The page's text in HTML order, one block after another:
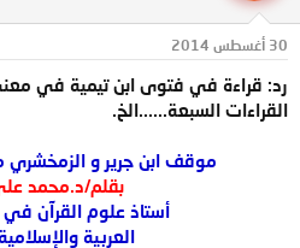
30 أغسطس 2014
رد: قراءة في فتوى ابن تيمية في
القراءات السبعة......الخ.
موقف ابن جرير و
بقلم/د.محمد
أستاذ علوم القرآن
العربية